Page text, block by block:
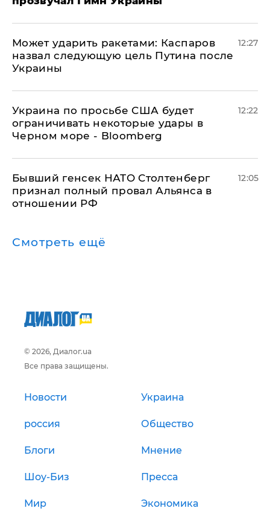
Может ударить ракетами: Каспаров
назвал следующую цель Путина после
Украины
12:27
Украина по просьбе США будет
ограничивать некоторые удары в
Черном море - Bloomberg
12:22
Бывший генсек НАТО Столтенберг
признал полный провал Альянса в
отношении РФ
12:05
Смотреть ещё
© 2026, Диалог.ua
Все права защищены.
Новости Украина
россия Общество
Блоги Мнение
Шоу-Биз Пресса
Мир Экономика